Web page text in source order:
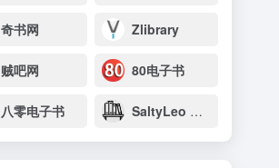
奇书网 Zlibrary
贼吧网 80电子书
八零电子书 SaltyLeo 的书架